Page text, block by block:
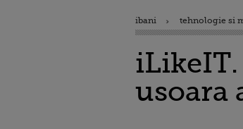
ibani tehnologie si
usoara